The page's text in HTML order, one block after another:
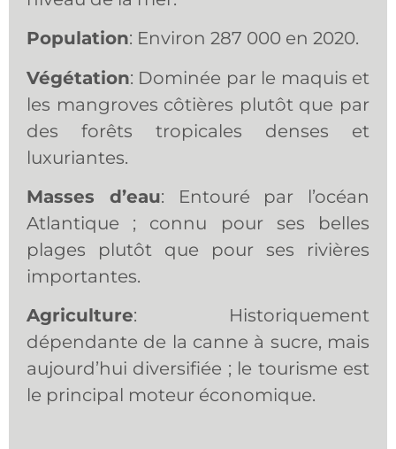
Population: Environ 287 000 en 2020.
Végétation: Dominée par le maquis et
les mangroves côtières plutôt que par
des forêts tropicales denses et
luxuriantes.
Masses d’eau: Entouré par l’océan
Atlantique ; connu pour ses belles
plages plutôt que pour ses rivières
importantes.
Agriculture: Historiquement
dépendante de la canne à sucre, mais
aujourd’hui diversifiée ; le tourisme est
le principal moteur économique.